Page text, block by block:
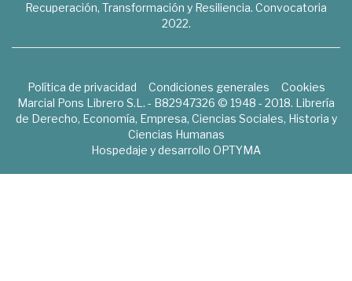
Recuperación, Transformación y Resiliencia. Convocatoria
2022.
Política de privacidad Condiciones generales
Cookies
Marcial Pons Librero S.L. - B82947326 © 1948 - 2018. Librería
de Derecho, Economía, Empresa, Ciencias Sociales, Historia y
Ciencias Humanas
Hospedaje y desarrollo OPTYMA